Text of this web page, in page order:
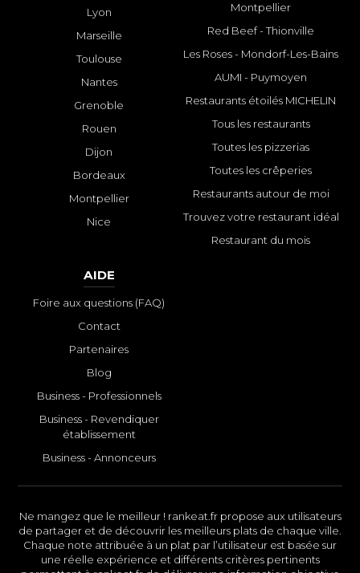
Lyon
Marseille
Toulouse
Nantes
Grenoble
Rouen
Dijon
Bordeaux
Montpellier
Nice
Montpellier
Red Beef - Thionville
Les Roses - Mondorf-Les-Bains
AUMI - Puymoyen
Restaurants étoilés MICHELIN
Tous les restaurants
Toutes les pizzerias
Toutes les crêperies
Restaurants autour de moi
Trouvez votre restaurant idéal
Restaurant du mois
AIDE
Foire aux questions (FAQ)
Contact
Partenaires
Blog
Business - Professionnels
Business - Revendiquer
établissement
Business - Annonceurs
Ne mangez que le meilleur ! rankeat.fr propose aux utilisateurs
de partager et de découvrir les meilleurs plats de chaque ville.
Chaque note attribuée à un plat par l’utilisateur est basée sur
une réelle expérience et différents critères pertinents